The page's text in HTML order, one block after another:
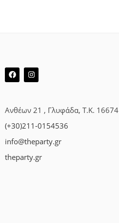
Ανθέων 21 , Γλυφάδα, Τ.Κ. 16674
(+30)211-0154536
info@theparty.gr
theparty.gr